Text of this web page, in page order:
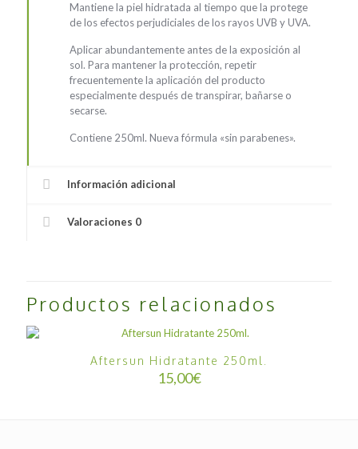
Mantiene la piel hidratada al tiempo que la protege
de los efectos perjudiciales de los rayos UVB y UVA.
Aplicar abundantemente antes de la exposición al
sol. Para mantener la protección, repetir
frecuentemente la aplicación del producto
especialmente después de transpirar, bañarse o
secarse.
Contiene 250ml. Nueva fórmula «sin parabenes».
Información adicional
Valoraciones 0
Productos relacionados
Aftersun Hidratante 250ml.
15,00€